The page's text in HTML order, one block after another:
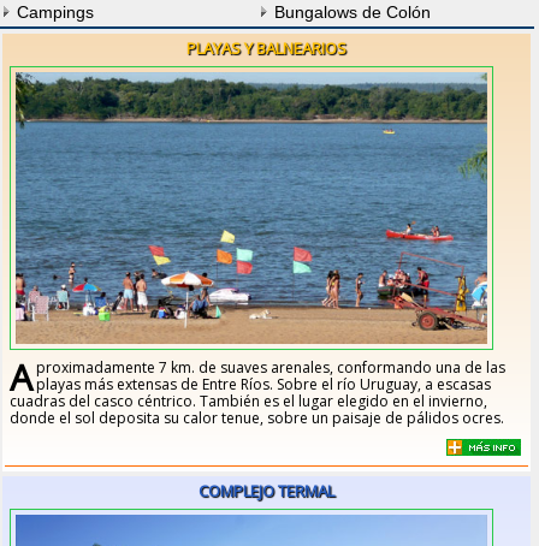
Campings
Bungalows de Colón
PLAYAS Y BALNEARIOS
Aproximadamente 7 km. de suaves arenales, conformando una de las
playas más extensas de Entre Ríos. Sobre el río Uruguay, a escasas
cuadras del casco céntrico. También es el lugar elegido en el invierno,
donde el sol deposita su calor tenue, sobre un paisaje de pálidos ocres.
COMPLEJO TERMAL